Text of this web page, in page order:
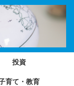
投資
育て・教育